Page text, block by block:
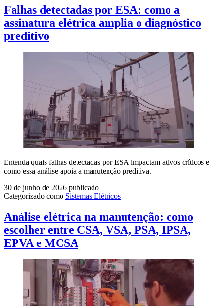
Falhas detectadas por ESA: como a
assinatura elétrica amplia o diagnóstico
preditivo
Entenda quais falhas detectadas por ESA impactam ativos críticos e
como essa análise apoia a manutenção preditiva.
30 de junho de 2026 publicado
Categorizado como Sistemas Elétricos
Análise elétrica na manutenção: como
escolher entre CSA, VSA, PSA, IPSA,
EPVA e MCSA